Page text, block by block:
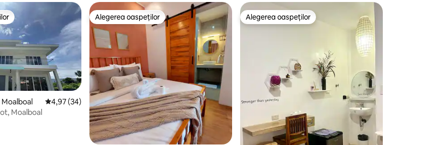
Scor mediu de 4,97 din 5, 34 recenzii
4,97 (34)
Moalboal
Alegerea oaspeților
Alegerea oaspeților Alegerea oaspeților
Alegerea oaspeților